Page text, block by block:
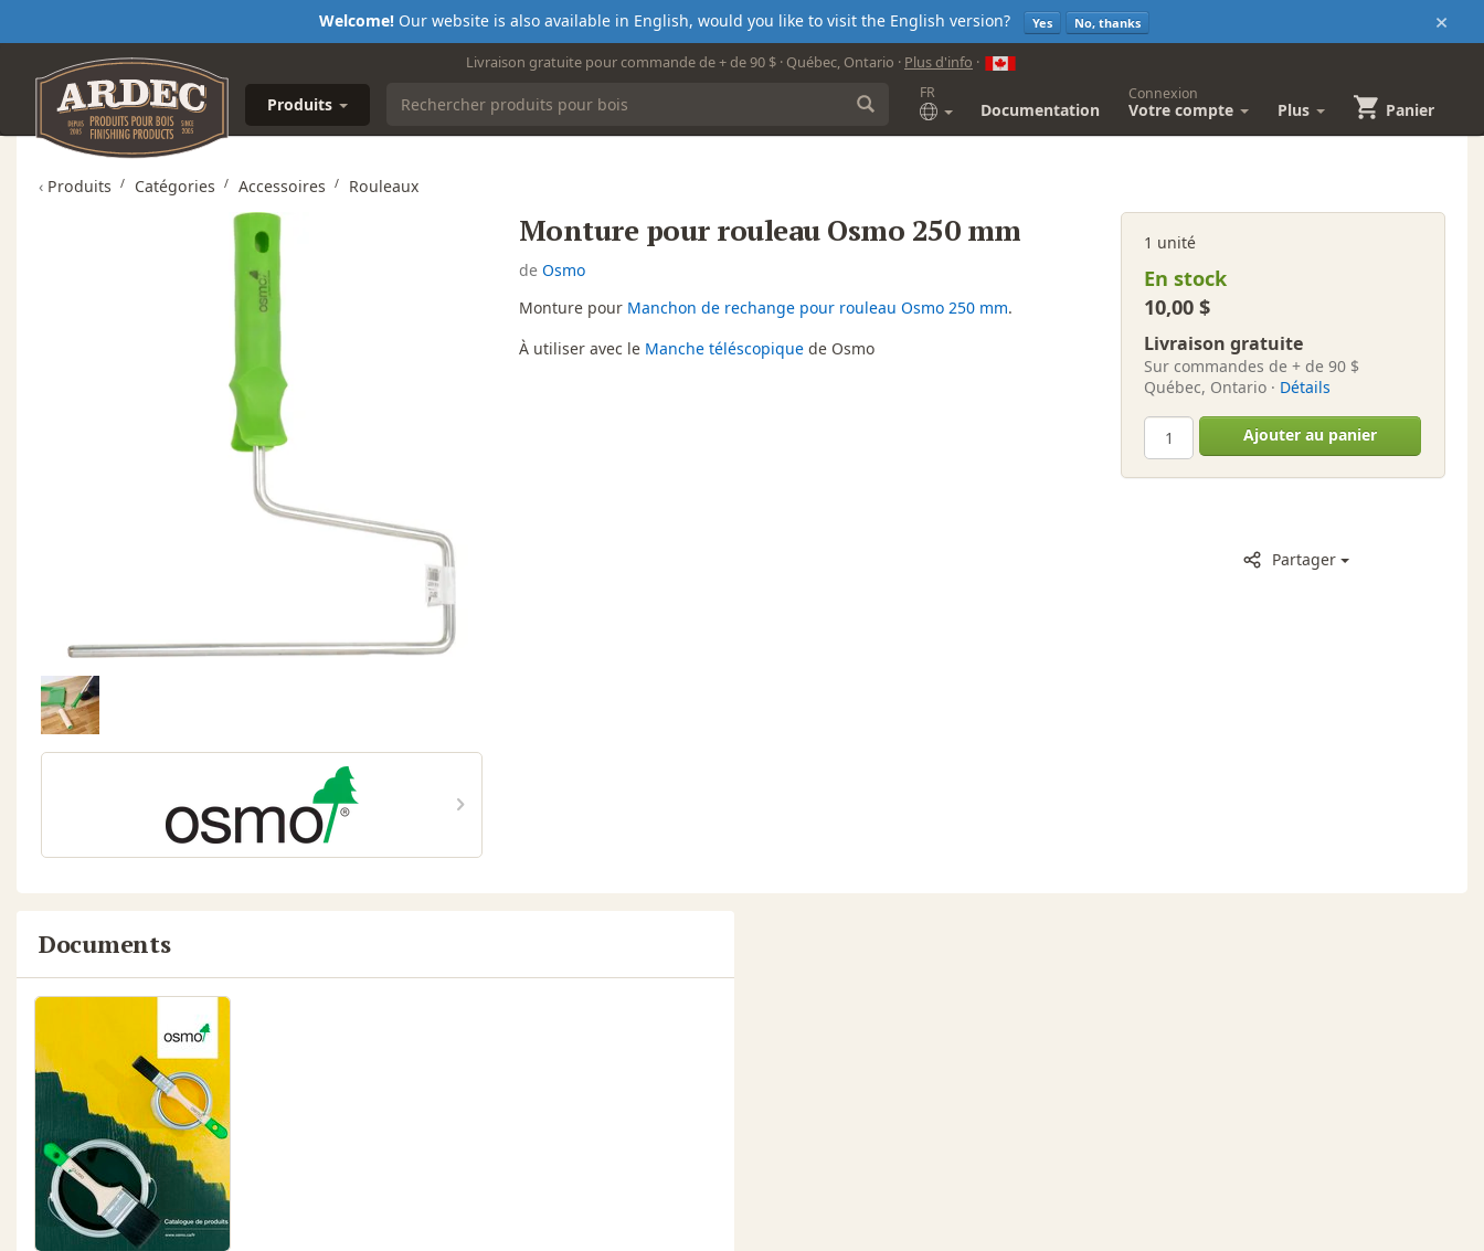
×
Welcome!Our website is also available in English, would you like to visit the English version? Yes No, thanks
Livraison gratuite pour commande de + de 90 $ · Québec, Ontario · Plus d'info ·
Produits
FR
Documentation
Connexion
Votre compte Plus Panier
‹ Produits Catégories Accessoires Rouleaux
1 unité
En stock
10,00 $
Livraison gratuite
Sur commandes de + de 90 $
Québec, Ontario · Détails
Ajouter au panier
Partager
Monture pour rouleau Osmo 250 mm
de Osmo
Monture pour Manchon de rechange pour rouleau Osmo 250 mm.
À utiliser avec le Manche téléscopiquede Osmo
Documents